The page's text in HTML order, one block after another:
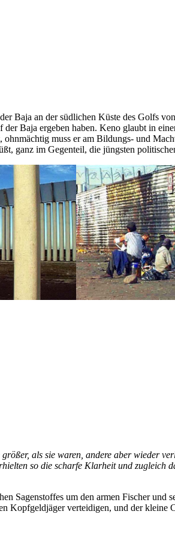
Baja an der südlichen Küste des Golfs
Baja ergeben haben. Keno glaubt in
muss er am Bildungs- und
ganz im Gegenteil, die jüngsten
als sie waren, andere aber wieder
so die scharfe Klarheit und zugleich
Sagenstoffes um den armen Fischer und
Kopfgeldjäger verteidigen, und der kleine